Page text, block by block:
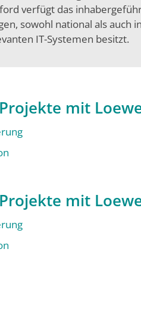
verfügt das
sowohl national als auch
IT-Systemen besitzt.
mit
mit